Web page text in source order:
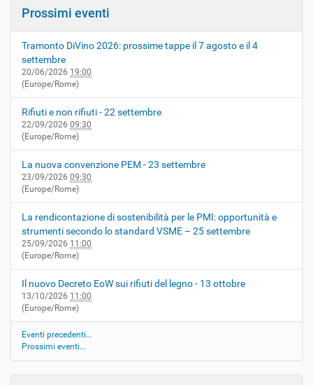
Prossimi eventi
Tramonto DiVino 2026: prossime tappe il 7 agosto e il 4
settembre
20/06/2026 19:00
(Europe/Rome)
Rifiuti e non rifiuti - 22 settembre
22/09/2026 09:30
(Europe/Rome)
La nuova convenzione PEM - 23 settembre
23/09/2026 09:30
(Europe/Rome)
La rendicontazione di sostenibilità per le PMI: opportunità e
strumenti secondo lo standard VSME – 25 settembre
25/09/2026 11:00
(Europe/Rome)
Il nuovo Decreto EoW sui rifiuti del legno - 13 ottobre
13/10/2026 11:00
(Europe/Rome)
Eventi precedenti…
Prossimi eventi…